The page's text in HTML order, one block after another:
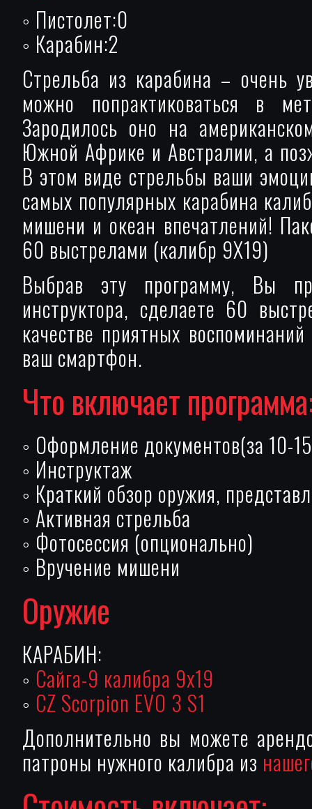
◦ Пистолет:0
◦ Карабин:2
Стрельба из карабина – очень
можно попрактиковаться в
Зародилось оно на
Южной Африке и Австралии, а
В этом виде стрельбы ваши
самых популярных карабина
мишени и океан впечатлений!
60 выстрелами (калибр 9Х19)
Выбрав эту программу, Вы
инструктора, сделаете 60
качестве приятных
ваш смартфон.
Что включает
◦ Оформление документов(за 10-
◦ Инструктаж
◦ Краткий обзор оружия,
◦ Активная стрельба
◦ Фотосессия (опционально)
◦ Вручение мишени
Оружие
КАРАБИН:
◦ Сайга-9 калибра 9х19
◦ CZ Scorpion EVO 3 S1
Дополнительно вы можете
патроны нужного калибра из